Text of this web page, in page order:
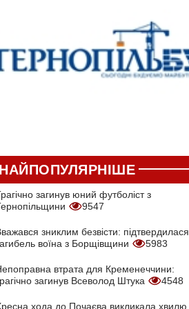
загинув юний футболіст з
9547
зниклим безвісти: підтвердилася
воїна з Борщівщини
5983
втрата для Кременеччини:
загинув Всеволод Штука
4548
хода до Почаєва викликала хвилю